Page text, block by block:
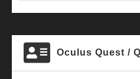
Oculus Quest /